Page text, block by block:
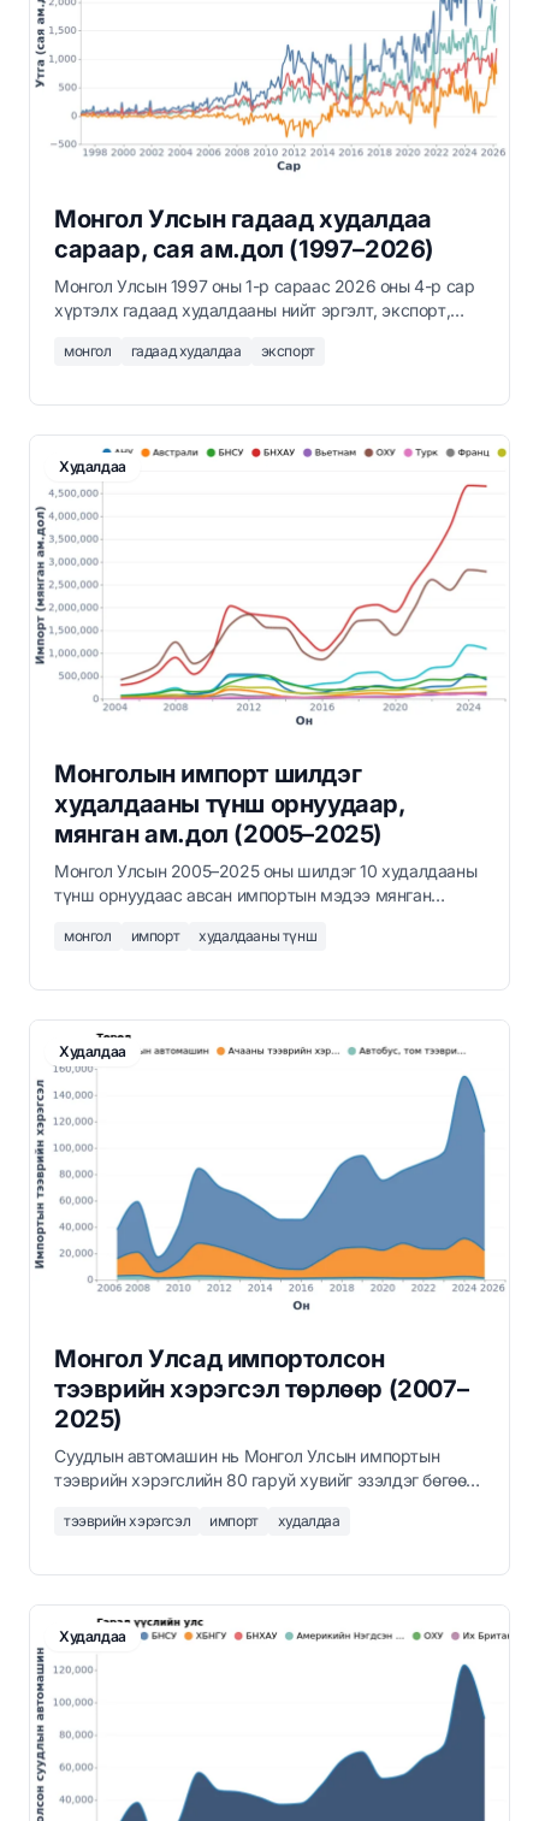
Монгол Улсын гадаад худалдаа
сараар, сая ам.дол (1997–2026)
Монгол Улсын 1997 оны 1-р сараас 2026 оны 4-р сар
хүртэлх гадаад худалдааны нийт эргэлт, экспорт,
монгол гадаад худалдаа экспорт
Худалдаа
Монголын импорт шилдэг
худалдааны түнш орнуудаар,
мянган ам.дол (2005–2025)
Монгол Улсын 2005–2025 оны шилдэг 10 худалдааны
түнш орнуудаас авсан импортын мэдээ мянган
Бүх орнуудын мэдээ татаж авах боломжтой.
монгол импорт худалдааны түнш
Худалдаа
Монгол Улсад импортолсон
тээврийн хэрэгсэл төрлөөр (2007–
2025)
Суудлын автомашин нь Монгол Улсын импортын
тээврийн хэрэгслийн 80 гаруй хувийг эзэлдэг бөгөөд
импортолсон нь 2007 оноос 4 дахин өссөн үзүүлэлт
тээврийн хэрэгсэл импорт худалдаа
Худалдаа